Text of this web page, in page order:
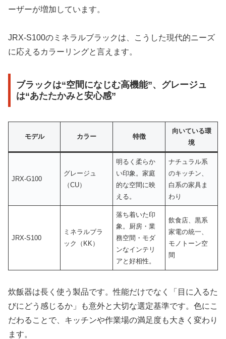
ーザーが増加しています。
JRX-S100のミネラルブラックは、こうした現代的ニーズ
に応えるカラーリングと言えます。
ブラックは“空間になじむ高機能”、グレージュ
は“あたたかみと安心感”
モデル カラー 特徴
向いている環
境
JRX-G100
グレージュ
（CU）
明るく柔らか
い印象。家庭
的な空間に映
える。
ナチュラル系
のキッチン、
白系の家具ま
わり
JRX-S100
ミネラルブラ
ック（KK）
落ち着いた印
象。厨房・業
務空間・モダ
ンなインテリ
アと好相性。
飲食店、黒系
家電の統一、
モノトーン空
間
炊飯器は長く使う製品です。性能だけでなく「目に入るた
びにどう感じるか」も意外と大切な選定基準です。色にこ
だわることで、キッチンや作業場の満足度も大きく変わり
ます。